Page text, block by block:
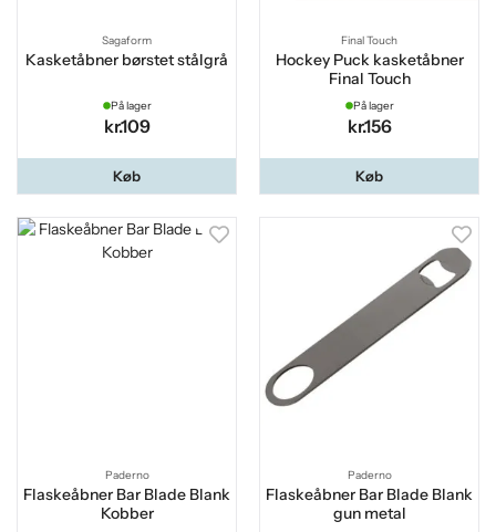
Sagaform
Kasketåbner børstet stålgrå
På lager
kr.109
Køb
Final Touch
Hockey Puck kasketåbner
Final Touch
På lager
kr.156
Køb
Paderno
Flaskeåbner Bar Blade Blank
Kobber
Paderno
Flaskeåbner Bar Blade Blank
gun metal